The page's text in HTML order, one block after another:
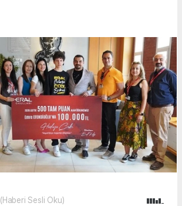
(Haberi Sesli Oku)